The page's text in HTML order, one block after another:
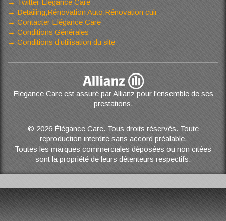
Twitter Elégance Care
Detailing,Rénovation Auto,Rénovation cuir
Contacter Elégance Care
Conditions Générales
Conditions d’utilisation du site
Elegance Care est assuré par Allianz pour l'ensemble de ses
prestations.
© 2026 Élégance Care. Tous droits réservés. Toute
reproduction interdite sans accord préalable.
Toutes les marques commerciales déposées ou non citées
sont la propriété de leurs détenteurs respectifs.